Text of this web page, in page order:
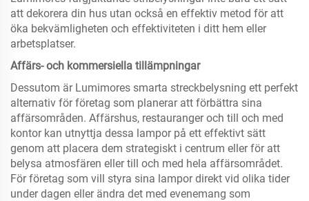
att dekorera din hus utan också en effektiv metod för att
öka bekvämligheten och effektiviteten i ditt hem eller
arbetsplatser.
Affärs- och kommersiella tillämpningar
Dessutom är Lumimores smarta streckbelysning ett perfekt
alternativ för företag som planerar att förbättra sina
affärsområden. Affärshus, restauranger och till och med
kontor kan utnyttja dessa lampor på ett effektivt sätt
genom att placera dem strategiskt i centrum eller för att
belysa atmosfären eller till och med hela affärsområdet.
För företag som vill styra sina lampor direkt vid olika tider
under dagen eller ändra det med evenemang som